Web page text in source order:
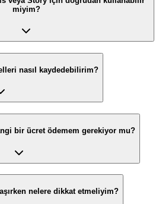
miyim?
nasıl kaydedebilirim?
bir ücret ödemem gerekiyor mu?
nelere dikkat etmeliyim?